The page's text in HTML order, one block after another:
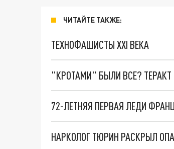
ЧИТАЙТЕ ТАКЖЕ:
ТЕХНОФАШИСТЫ XXI ВЕКА
"КРОТАМИ" БЫЛИ ВСЕ?
НАРКОЛОГ ТЮРИН РАСКРЫЛ